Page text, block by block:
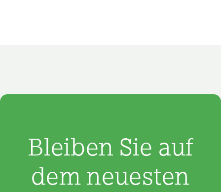
Bleiben Sie auf
dem neuesten